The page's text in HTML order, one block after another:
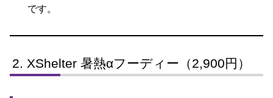
です。
XShelter 暑熱αフーディー（2,900円）